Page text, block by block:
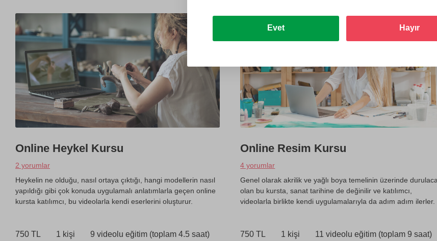
Online Heykel Kursu
2 yorumlar
Heykelin ne olduğu, nasıl ortaya çıktığı, hangi modellerin nasıl
yapıldığı gibi çok konuda uygulamalı anlatımlarla geçen online
kursta katılımcı, bu videolarla kendi eserlerini oluşturur.
750 TL 1 kişi 9 videolu eğitim (toplam 4.5 saat)
Online Resim Kursu
4 yorumlar
Genel olarak akrilik ve yağlı boya temelinin üzerinde
olan bu kursta, sanat tarihine de değinilir ve katılımcı,
videolarla birlikte kendi uygulamalarıyla da adım adım ilerler.
750 TL 1 kişi 11 videolu eğitim (toplam 9 saat)
Evet Hayır